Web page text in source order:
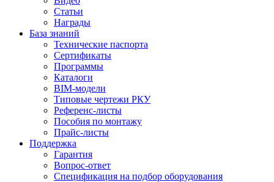
Статьи
Награды
База знаний
Технические паспорта
Сертификаты
Программы
Каталоги
BIM-модели
Типовые чертежи РКУ
Референс-листы
Пособия по монтажу
Прайс-листы
Поддержка
Гарантия
Вопрос-ответ
Спецификация на подбор оборудования